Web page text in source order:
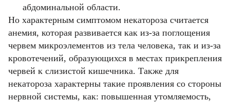
абдоминальной области.
Но характерным симптомом некатороза считается
анемия, которая развивается как из-за поглощения
червем микроэлементов из тела человека, так и из-за
кровотечений, образующихся в местах прикрепления
червей к слизистой кишечника. Также для
некатороза характерны такие проявления со стороны
нервной системы, как: повышенная утомляемость,